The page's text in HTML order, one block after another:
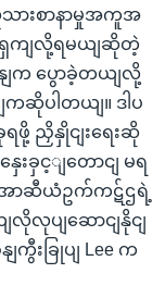
သားစာနာမှုအကူအ
ရှကျလို့ရမယျဆိုတဲ့
ျက ပွောခဲ့တယျလို့
ကဆိုပါတယျ။ ဒါပ
ညှိနှိုငျးရေးဆို
းခှင့ျတောငျ မရ
ာဆီယံဥက်ကဋ်ဌရဲ့
လုပျဆောငျနိုငျ
းခြုပျ Lee က